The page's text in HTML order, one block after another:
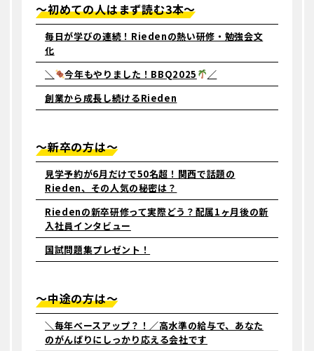
研修制度
評価制度
トレーナー紹介/インタビュー
INTERVIEW
トレーナー
福利厚生/数字で知るKARADA
WELFARE/DATA
福利厚生
数字で知るKARADA
性格診断
院見学について
KARADA TOUR
〜初めての人はまず読む3本〜
毎日が学びの連続！Riedenの熱い研修・勉強会文
化
＼
今年もやりました！BBQ2025
／
創業から成長し続けるRieden
〜新卒の方は〜
見学予約が6月だけで50名超！関西で話題の
Rieden、その人気の秘密は？
Riedenの新卒研修って実際どう？配属1ヶ月後の新
入社員インタビュー
国試問題集プレゼント！
〜中途の方は〜
＼毎年ベースアップ？！／高水準の給与で、あなた
のがんばりにしっかり応える会社です